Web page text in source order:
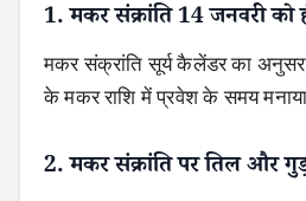
1. मकर संक्रांति 14 जनवरी को
मकर संक्रांति सूर्य कैलेंडर का
के मकर राशि में प्रवेश के समय
2. मकर संक्रांति पर तिल और